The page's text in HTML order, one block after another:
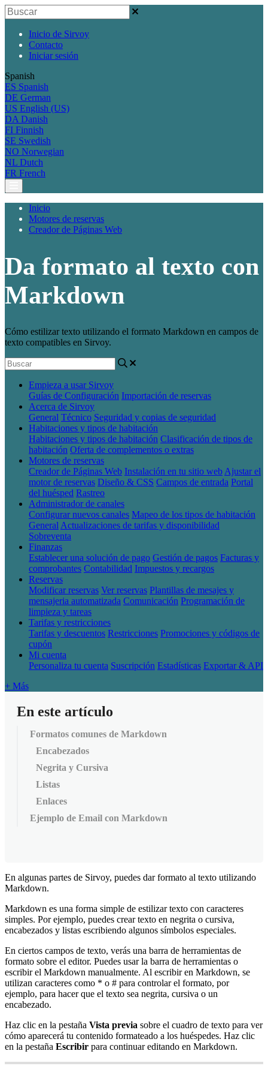
Inicio de Sirvoy
Contacto
Iniciar sesión
Spanish
ES Spanish
DE German
US English (US)
DA Danish
FI Finnish
SE Swedish
NO Norwegian
NL Dutch
FR French
Inicio
Motores de reservas
Creador de Páginas Web
Da formato al texto con
Markdown
Cómo estilizar texto utilizando el formato Markdown en campos de
texto compatibles en Sirvoy.
Empieza a usar Sirvoy
Guías de Configuración Importación de reservas
Acerca de Sirvoy
General Técnico Seguridad y copias de seguridad
Habitaciones y tipos de habitación
Habitaciones y tipos de habitación Clasificación de tipos de
habitación Oferta de complementos o extras
Motores de reservas
Creador de Páginas Web Instalación en tu sitio web Ajustar el
motor de reservas Diseño & CSS Campos de entrada Portal
del huésped Rastreo
Administrador de canales
Configurar nuevos canales Mapeo de los tipos de habitación
General Actualizaciones de tarifas y disponibilidad
Sobreventa
Finanzas
Establecer una solución de pago Gestión de pagos Facturas y
comprobantes Contabilidad Impuestos y recargos
Reservas
Modificar reservas Ver reservas Plantillas de mesajes y
mensajeria automatizada Comunicación Programación de
limpieza y tareas
Tarifas y restricciones
Tarifas y descuentos Restricciones Promociones y códigos de
cupón
Mi cuenta
Personaliza tu cuenta Suscripción Estadísticas Exportar & API
+ Más
En este artículo
Formatos comunes de Markdown
Encabezados
Negrita y Cursiva
Listas
Enlaces
Ejemplo de Email con Markdown
En algunas partes de Sirvoy, puedes dar formato al texto utilizando
Markdown.
Markdown es una forma simple de estilizar texto con caracteres
simples. Por ejemplo, puedes crear texto en negrita o cursiva,
encabezados y listas escribiendo algunos símbolos especiales.
En ciertos campos de texto, verás una barra de herramientas de
formato sobre el editor. Puedes usar la barra de herramientas o
escribir el Markdown manualmente. Al escribir en Markdown, se
utilizan caracteres como * o # para controlar el formato, por
ejemplo, para hacer que el texto sea negrita, cursiva o un
encabezado.
Haz clic en la pestaña Vista previa sobre el cuadro de texto para ver
cómo aparecerá tu contenido formateado a los huéspedes. Haz clic
en la pestaña Escribir para continuar editando en Markdown.